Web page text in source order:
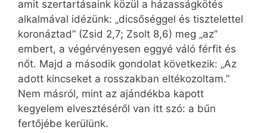
amit szertartásaink közül a házasságkötés
alkalmával idézünk: „dicsőséggel és tisztelettel
koronáztad” (Zsid 2,7; Zsolt 8,6) meg „az”
embert, a végérvényesen eggyé váló férfit és
nőt. Majd a második gondolat következik: „Az
adott kincseket a rosszakban eltékozoltam.”
Nem másról, mint az ajándékba kapott
kegyelem elvesztéséről van itt szó: a bűn
fertőjébe kerülünk.